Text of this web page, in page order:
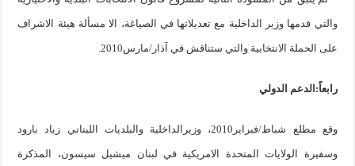
والتي قدمها وزير الداخلية مع تعديلاتها في الصياغة، الا مسألة هيئة الاشراف
على الحملة الانتخابية والتي ستناقش في آذار/مارس2010.
رابعاً:الدعم الدولي
وقع مطلع شباط/فبراير2010، وزيرالداخلية والبلديات اللبناني زياد بارود
وسفيرة الولايات المتحدة الامريكية في لبنان ميشيل سيسون، المذكرة